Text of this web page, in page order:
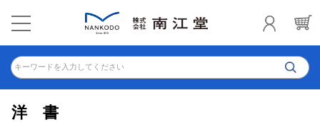
キーワードを入力してください
洋書